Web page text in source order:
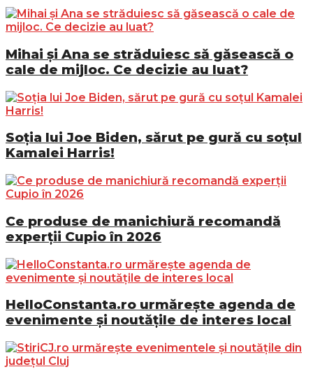
Mihai și Ana se străduiesc să găsească o
cale de mijloc. Ce decizie au luat?
Soția lui Joe Biden, sărut pe gură cu soțul
Kamalei Harris!
Ce produse de manichiură recomandă
experții Cupio în 2026
HelloConstanta.ro urmărește agenda de
evenimente și noutățile de interes local